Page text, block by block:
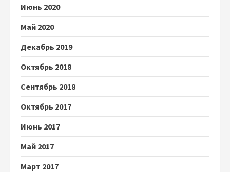
Июнь 2020
Май 2020
Декабрь 2019
Октябрь 2018
Сентябрь 2018
Октябрь 2017
Июнь 2017
Май 2017
Март 2017